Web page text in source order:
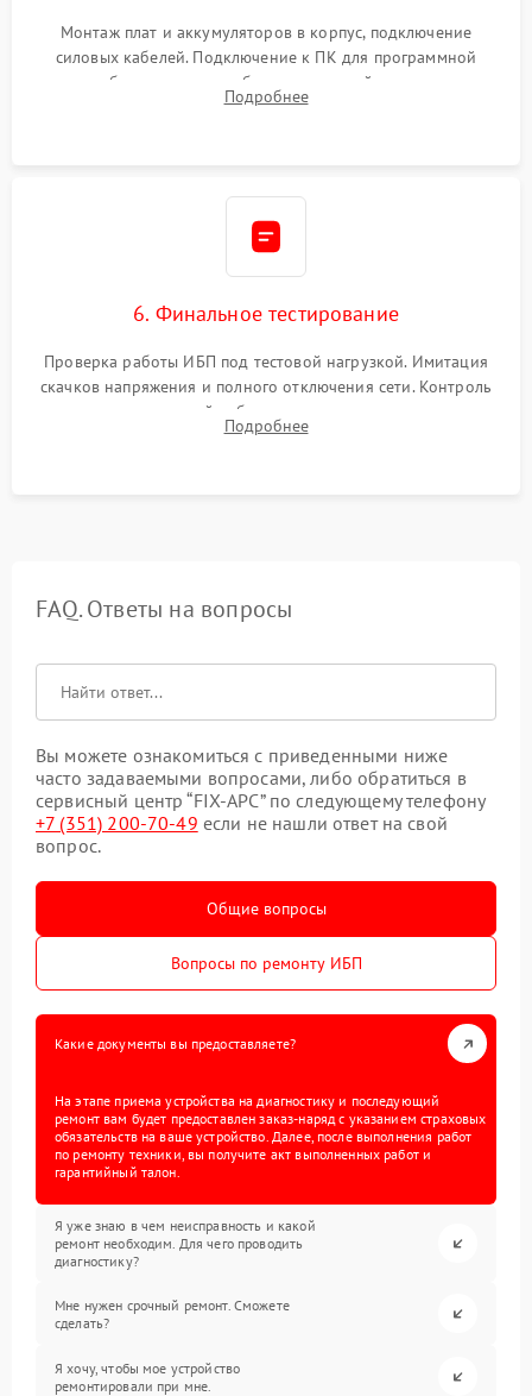
Монтаж плат и аккумуляторов в корпус, подключение
силовых кабелей. Подключение к ПК для программной
калибровки констант батареи, настройки порогов
срабатывания AVR и сброса счетчиков старения АКБ.
Подробнее
6. Финальное тестирование
Проверка работы ИБП под тестовой нагрузкой. Имитация
скачков напряжения и полного отключения сети. Контроль
времени автономной работы, температурного режима и
корректности формы выходного сигнала.
Подробнее
FAQ. Ответы на вопросы
Вы можете ознакомиться с приведенными ниже
часто задаваемыми вопросами, либо обратиться в
сервисный центр “FIX-APC” по следующему телефону
+7 (351) 200-70-49 если не нашли ответ на свой
вопрос.
Общие вопросы
Вопросы по ремонту ИБП
Какие документы вы предоставляете?
На этапе приема устройства на диагностику и последующий
ремонт вам будет предоставлен заказ-наряд с указанием страховых
обязательств на ваше устройство. Далее, после выполнения работ
по ремонту техники, вы получите акт выполненных работ и
гарантийный талон.
Я уже знаю в чем неисправность и какой
ремонт необходим. Для чего проводить
диагностику?
Мне нужен срочный ремонт. Сможете
сделать?
Я хочу, чтобы мое устройство
ремонтировали при мне.